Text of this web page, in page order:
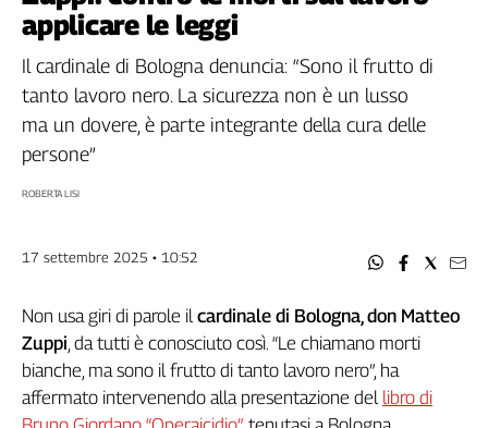
Filctem
Fillea
Filt
Flc
Nidil
Spi
Inca
Caaf
Speciali
applicare le leggi
Il cardinale di Bologna denuncia: “Sono il frutto di
tanto lavoro nero. La sicurezza non è un lusso
ma un dovere, è parte integrante della cura delle
persone”
ROBERTA LISI
17 settembre 2025 • 10:52
Non usa giri di parole ilcardinale di Bologna, don Matteo
Zuppi, da tutti è conosciuto così. “Le chiamano morti
bianche, ma sono il frutto di tanto lavoro nero”, ha
affermato intervenendo alla presentazione del libro di